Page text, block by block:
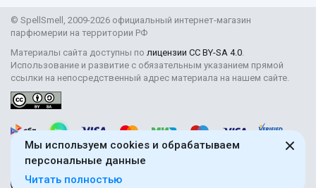
Мы используем cookies и обрабатываем
персональные данные
Читать полностью
Поставщикам
© SpellSmell, 2009-2026 официальный интернет-магазин
парфюмерии на территории РФ
Материалы сайта доступны по лицензии CC BY-SA 4.0.
Использование и развитие с обязательным указанием прямой
ссылки на непосредственный адрес материала на нашем сайте.
18+